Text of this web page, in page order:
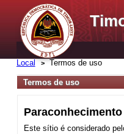
Local Termos de uso
Termos de uso
Este sítio é considerado